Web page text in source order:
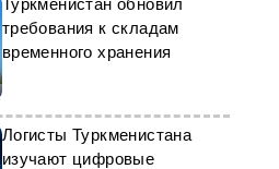
Туркменистан обновил
требования к складам
временного хранения
Логисты Туркменистана
изучают цифровые